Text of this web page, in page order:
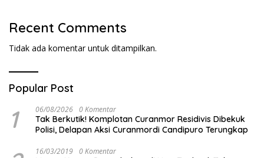
Recent Comments
Tidak ada komentar untuk ditampilkan.
Popular Post
1 06/08/2026 0 Komentar
Tak Berkutik! Komplotan Curanmor Residivis Dibekuk
Polisi, Delapan Aksi Curanmordi Candipuro Terungkap
16/03/2019 0 Komentar